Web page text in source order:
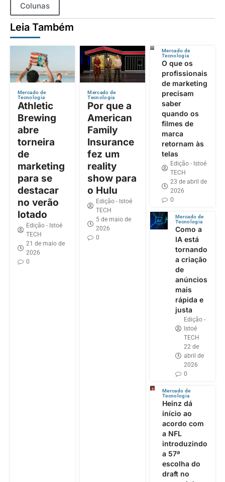
Colunas
Leia Também
Mercado de
Tecnologia
Athletic
Brewing
abre
torneira
de
marketing
para se
destacar
no verão
lotado
Edição - Istoé
TECH
21 de maio de
2026
0
Mercado de
Tecnologia
Por que a
American
Family
Insurance
fez um
reality
show para
o Hulu
Edição - Istoé
TECH
5 de maio de
2026
0
Mercado de
Tecnologia
O que os
profissionais
de marketing
precisam
saber
quando os
filmes de
marca
retornam às
telas
Edição - Istoé
TECH
23 de abril de
2026
0
Mercado de
Tecnologia
Como a
IA está
tornando
a criação
de
anúncios
mais
rápida e
justa
Edição -
Istoé
TECH
22 de
abril de
2026
0
Mercado de
Tecnologia
Heinz dá
início ao
acordo com
a NFL
introduzindo
a 57ª
escolha do
draft no